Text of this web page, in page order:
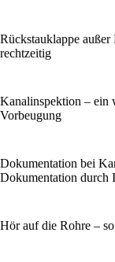
Rückstauklappe außer
rechtzeitig
Kanalinspektion – ein
Vorbeugung
Dokumentation bei
Dokumentation durch
Hör auf die Rohre –